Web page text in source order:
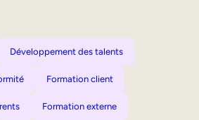
Développement des talents
Formation client
Formation externe